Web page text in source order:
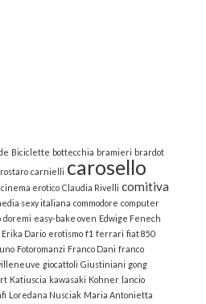
Biciclette bottecchia bramieri brardot
carnielli carosello
cinema erotico Claudia Rivelli comitiva
sexy italiana commodore computer
doremi easy-bake oven Edwige Fenech
Erika Dario erotismo f1 ferrari fiat 850
Fotoromanzi Franco Dani franco
giocattoli Giustiniani gong
Katiuscia kawasaki Kohner lancio
Loredana Nusciak Maria Antonietta